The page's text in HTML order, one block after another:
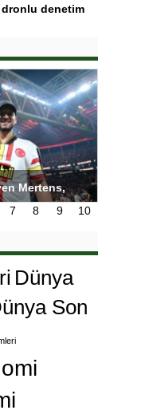
dronlu denetim
Gururlandırdı
7 8 9 10
Dünya
Son